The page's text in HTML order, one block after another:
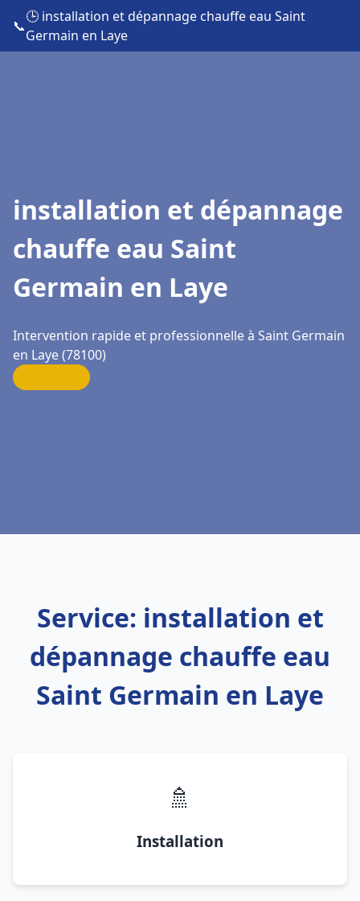
📞
🕒 installation et dépannage chauffe eau Saint
Germain en Laye
installation et dépannage
chauffe eau Saint
Germain en Laye
Intervention rapide et professionnelle à Saint Germain
en Laye (78100)
Service: installation et
dépannage chauffe eau
Saint Germain en Laye
🚿
Installation